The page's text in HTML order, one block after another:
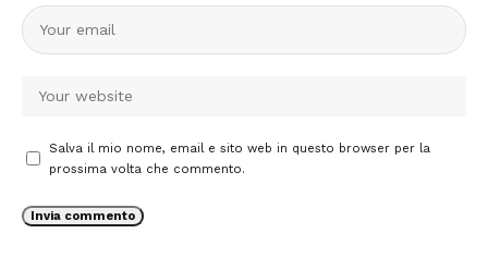
Salva il mio nome, email e sito web in questo browser per la
prossima volta che commento.